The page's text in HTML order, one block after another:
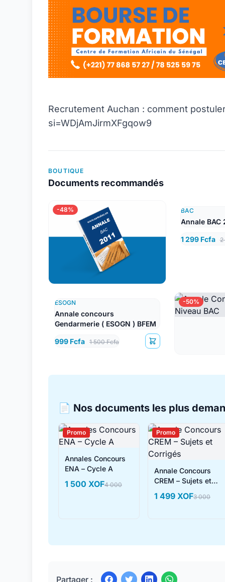
Recrutement Auchan : comment
si=WDjAmJirmXFgqow9
BOUTIQUE
Documents recommandés
-48% BAC
Annale BAC
1 299 Fcfa 2
ESOGN
Annale concours
Gendarmerie ( ESOGN ) BFEM
999 Fcfa 1 500 Fcfa
-50%
📄 Nos documents les plus
Promo
Annales Concours
ENA – Cycle A
1 500 XOF4 000
Promo
Annale Concours
CREM – Sujets et
1 499 XOF3 000
Partager :